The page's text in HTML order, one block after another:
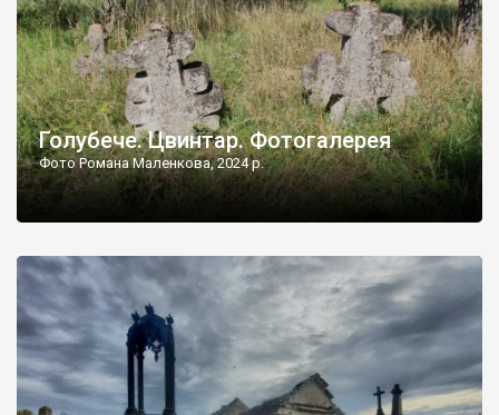
Голубече. Цвинтар. Фотогалерея
Фото Романа Маленкова, 2024 р.